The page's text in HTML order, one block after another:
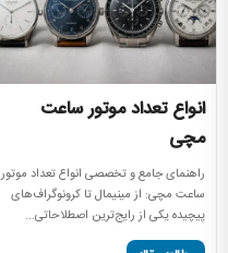
انواع تعداد موتور ساعت
مچی
راهنمای جامع و تخصصی انواع تعداد موتور
ساعت مچی: از مینیمال تا کرونوگراف‌های
پیچیده یکی از رایج‌ترین اصطلاحاتی...